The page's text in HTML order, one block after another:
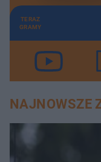
TERAZ
GRAMY
NAJNOWSZE